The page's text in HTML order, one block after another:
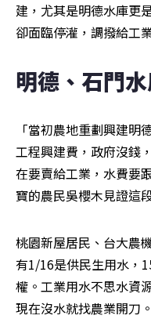
建，尤其是明德水庫更
卻面臨停灌，調撥給工
明德、石門
「當初農地重劃興建
工程興建費，政府沒錢
在要賣給工業，水費要
寶的農民吳櫻木見證這
桃園新屋居民、台大農
有1/16是供民生用水，
權。工業用水不思水資
現在沒水就找農業開刀